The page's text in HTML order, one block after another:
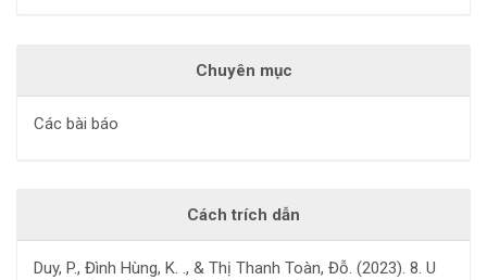
Chuyên mục
Các bài báo
Cách trích dẫn
Duy, P., Đình Hùng, K. ., & Thị Thanh Toàn, Đỗ. (2023). 8. U